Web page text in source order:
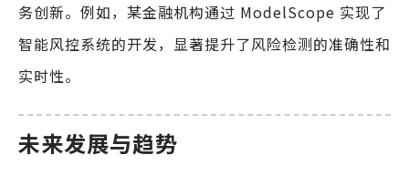
务创新。例如，某金融机构通过 ModelScope 实现了
智能风控系统的开发，显著提升了风险检测的准确性和
实时性。
未来发展与趋势